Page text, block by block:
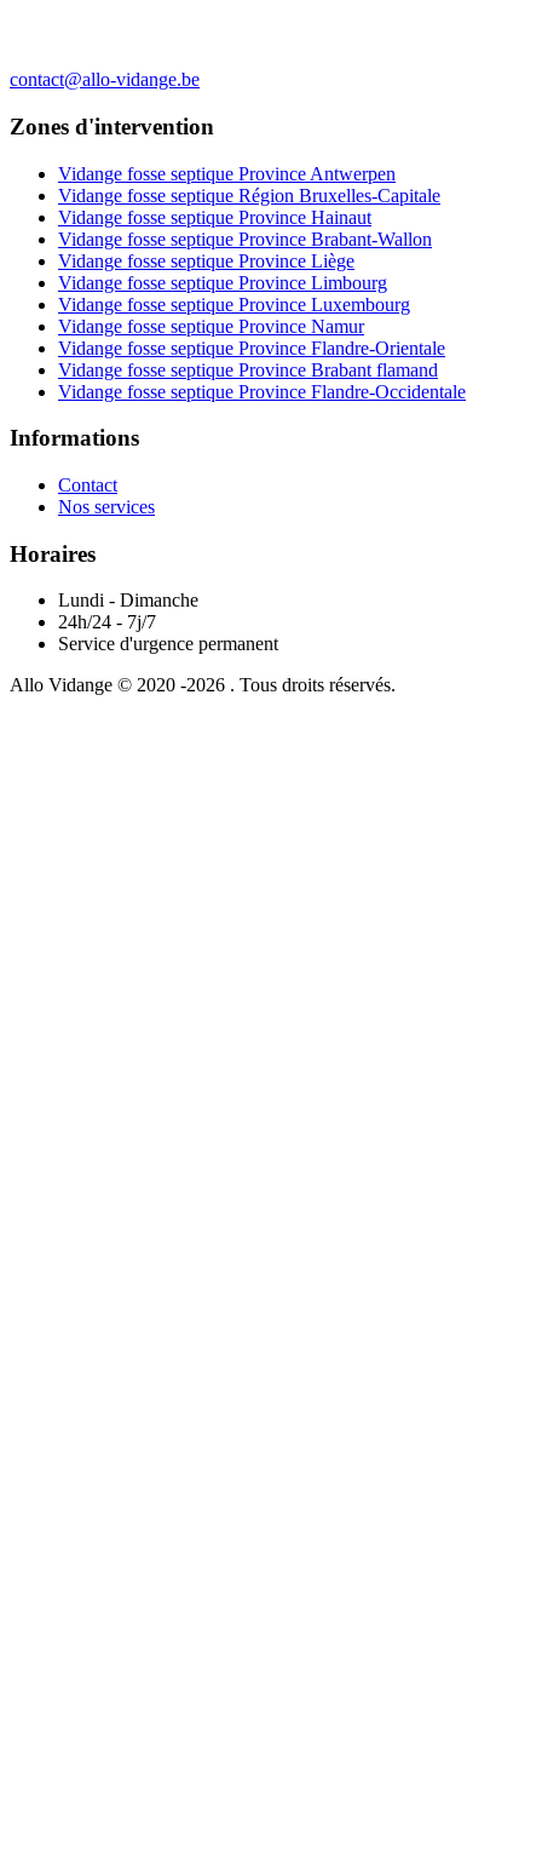
contact@allo-vidange.be
Zones d'intervention
Vidange fosse septique Province Antwerpen
Vidange fosse septique Région Bruxelles-Capitale
Vidange fosse septique Province Hainaut
Vidange fosse septique Province Brabant-Wallon
Vidange fosse septique Province Liège
Vidange fosse septique Province Limbourg
Vidange fosse septique Province Luxembourg
Vidange fosse septique Province Namur
Vidange fosse septique Province Flandre-Orientale
Vidange fosse septique Province Brabant flamand
Vidange fosse septique Province Flandre-Occidentale
Informations
Contact
Nos services
Horaires
Lundi - Dimanche
24h/24 - 7j/7
Service d'urgence permanent
Allo Vidange © 2020 -2026 . Tous droits réservés.